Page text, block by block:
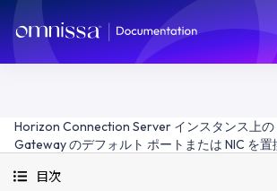
Horizon Connection Server インスタンス上の
Gateway のデフォルト ポートまたは NIC を置
目次